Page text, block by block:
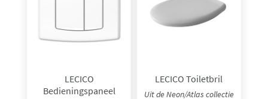
LECICO
Bedieningspaneel
LECICO Toiletbril
Uit de Neon/Atlas collectie